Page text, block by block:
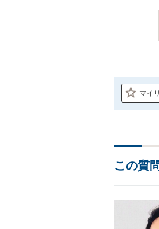
マイ
この質